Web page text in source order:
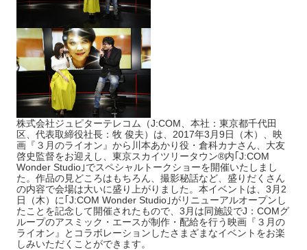
株式会社ジュピターテレコム（J:COM、本社：東京都千代田
区、代表取締役社長：牧 俊夫）は、2017年3月9日（木）、映
画『３月のライオン』から川本あかり役・倉科カナさん、大友
啓史監督をお迎えし、東京スカイツリータウン®内｢J:COM
Wonder Studio｣でスペシャルトークショーを開催いたしまし
た。作品の見どころはもちろん、撮影秘話など、盛りだくさん
の内容で会場は大いに盛り上がりました。本イベントは、3月2
日（木）に｢J:COM Wonder Studio｣がリニューアルオープンし
たことを記念して開催されたもので、3月は同施設でJ：COMグ
ループのアスミック・エースが制作・配給を行う映画『３月の
ライオン』とコラボレーションしたさまざまなイベントをお楽
しみいただくことができます。